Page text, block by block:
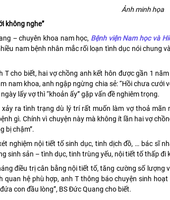
Ảnh minh họa
không nghe”
– chuyên khoa nam học, Bệnh viện Nam học và
nam bệnh nhân mắc rối loạn tình dục nói chung
T cho biết, hai vợ chồng anh kết hôn được gần 1
nam khoa, anh ngập ngừng chia sẻ: “Hồi chưa
lấy vợ thì “khoản ấy” gặp vấn đề nghiêm trọng.
ra tình trạng dù lý trí rất muốn làm vợ thoả mãn
gì. Chính vì chuyện này mà không ít lần hai vợ
bị chậm”.
nghiệm nội tiết tố sinh dục, tinh dịch đồ, … bác sĩ
sinh sản – tình dục, tinh trùng yếu, nội tiết tố thấp đi
điều trị cân bằng nội tiết tố, tăng cường số
quan hệ phù hợp, anh T thông báo chuyện sinh
con đầu lòng”, BS Đức Quang cho biết.